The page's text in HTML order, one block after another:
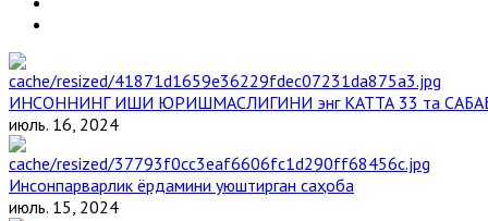
ИНСОННИНГ ИШИ ЮРИШМАСЛИГИНИ энг КАТТА 33 та
июль. 16, 2024
Инсонпарварлик ёрдамини уюштирган саҳоба
июль. 15, 2024